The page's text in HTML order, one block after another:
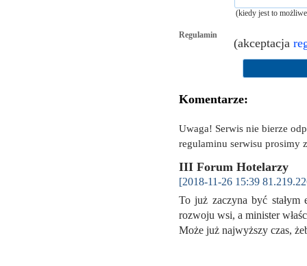
(kiedy jest to
Regulamin
(akceptacja
Komentarze:
Uwaga! Serwis nie bierze
regulaminu serwisu prosimy
III Forum Hotelarzy
[2018-11-26 15:39
To już zaczyna być
rozwoju wsi, a minister
Może już najwyższy czas,